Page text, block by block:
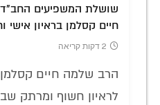
שושלת המשפיעים
חיים קסלמן בראיון אישי
2 דקות קריאה
הרב שלמה חיים
לראיון חשוף ומרתק